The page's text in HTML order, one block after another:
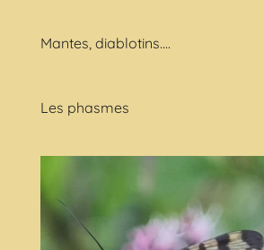
Mantes, diablotins....
Les phasmes